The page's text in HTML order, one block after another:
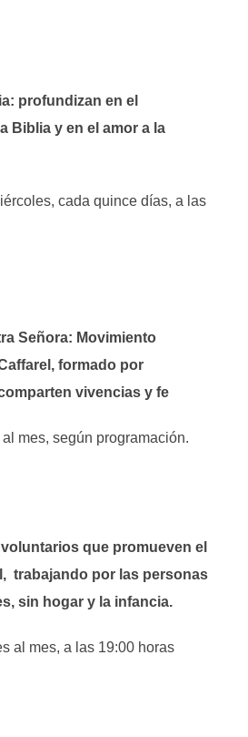
profundizan en el
Biblia y en el amor a la
cada quince días, a las
Señora: Movimiento
formado por
vivencias y fe
mes, según programación.
que promueven el
trabajando por las personas
sin hogar y la infancia.
al mes, a las 19:00 horas